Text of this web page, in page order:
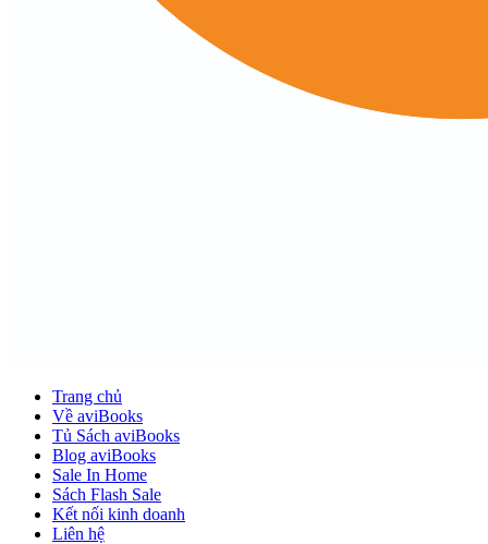
Trang chủ
Về aviBooks
Tủ Sách aviBooks
Blog aviBooks
Sale In Home
Sách Flash Sale
Kết nối kinh doanh
Liên hệ